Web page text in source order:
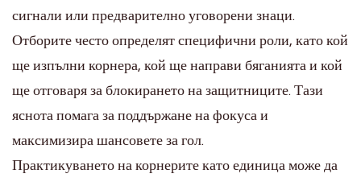
сигнали или предварително уговорени знаци.
Отборите често определят специфични роли, като кой
ще изпълни корнера, кой ще направи бяганията и кой
ще отговаря за блокирането на защитниците. Тази
яснота помага за поддържане на фокуса и
максимизира шансовете за гол.
Практикуването на корнерите като единица може да